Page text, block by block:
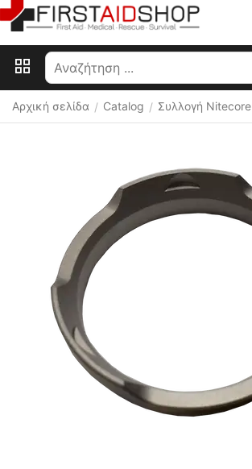
Αρχική σελίδα / Catalog / Συλλογή Nitecore